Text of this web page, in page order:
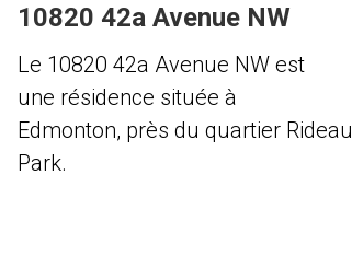
10820 42a Avenue NW
Le 10820 42a Avenue NW est
une résidence située à
Edmonton, près du quartier Rideau
Park.